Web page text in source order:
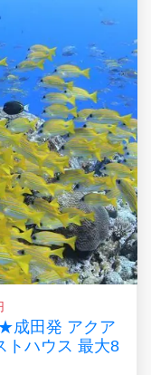
成田発 アクア
トハウス 最大8